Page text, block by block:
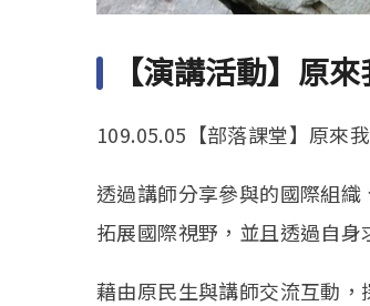
【演講活動】原
109.05.05【部落課堂】原來
透過講師分享參與的國際組
拓展國際視野，並且透過自
藉由原民生與講師交流互動